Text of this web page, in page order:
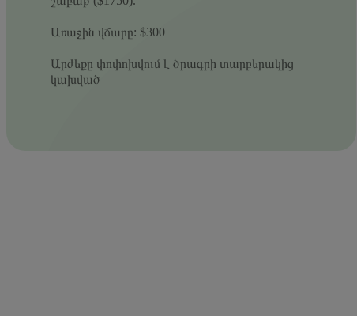
Առաջին վճարը: $300
Արժեքը փոփոխվում է ծրագրի տարբերակից
կախված